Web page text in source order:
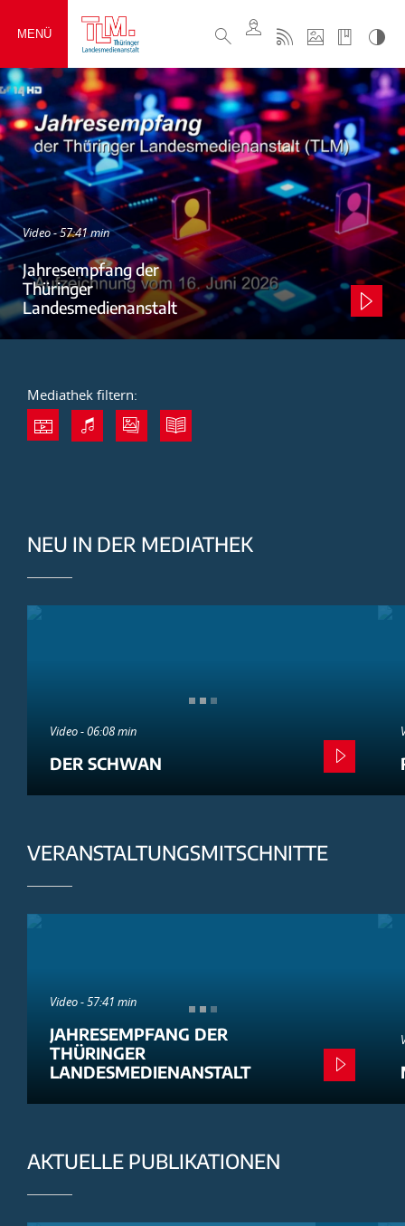
MENÜ
Video - 57:41 min
Jahresempfang der
Thüringer
Landesmedienanstalt
Mediathek filtern:
NEU IN DER MEDIATHEK
Video - 06:08 min
DER SCHWAN
VERANSTALTUNGSMITSCHNITTE
Video - 57:41 min
JAHRESEMPFANG DER
THÜRINGER
LANDESMEDIENANSTALT
AKTUELLE PUBLIKATIONEN